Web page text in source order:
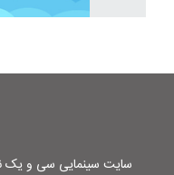
سایت سینمایی سی و یک